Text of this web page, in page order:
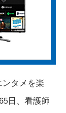
タメを楽
日、看護師